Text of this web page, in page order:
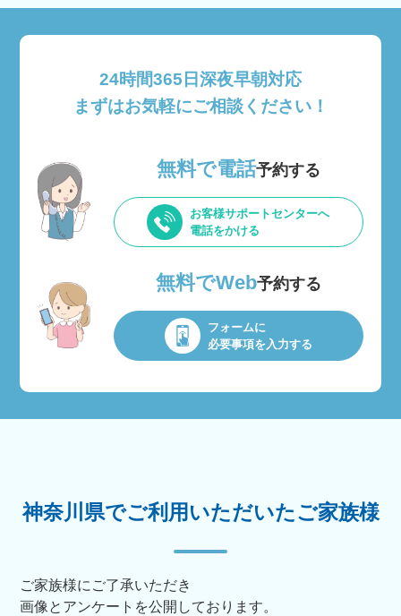
24時間365日深夜早朝対応
まずはお気軽にご相談ください！
無料で電話予約する
お客様サポートセンターへ
電話をかける
無料でWeb予約する
フォームに
必要事項を入力する
神奈川県でご利用いただいたご家族様
ご家族様にご了承いただき
画像とアンケートを公開しております。